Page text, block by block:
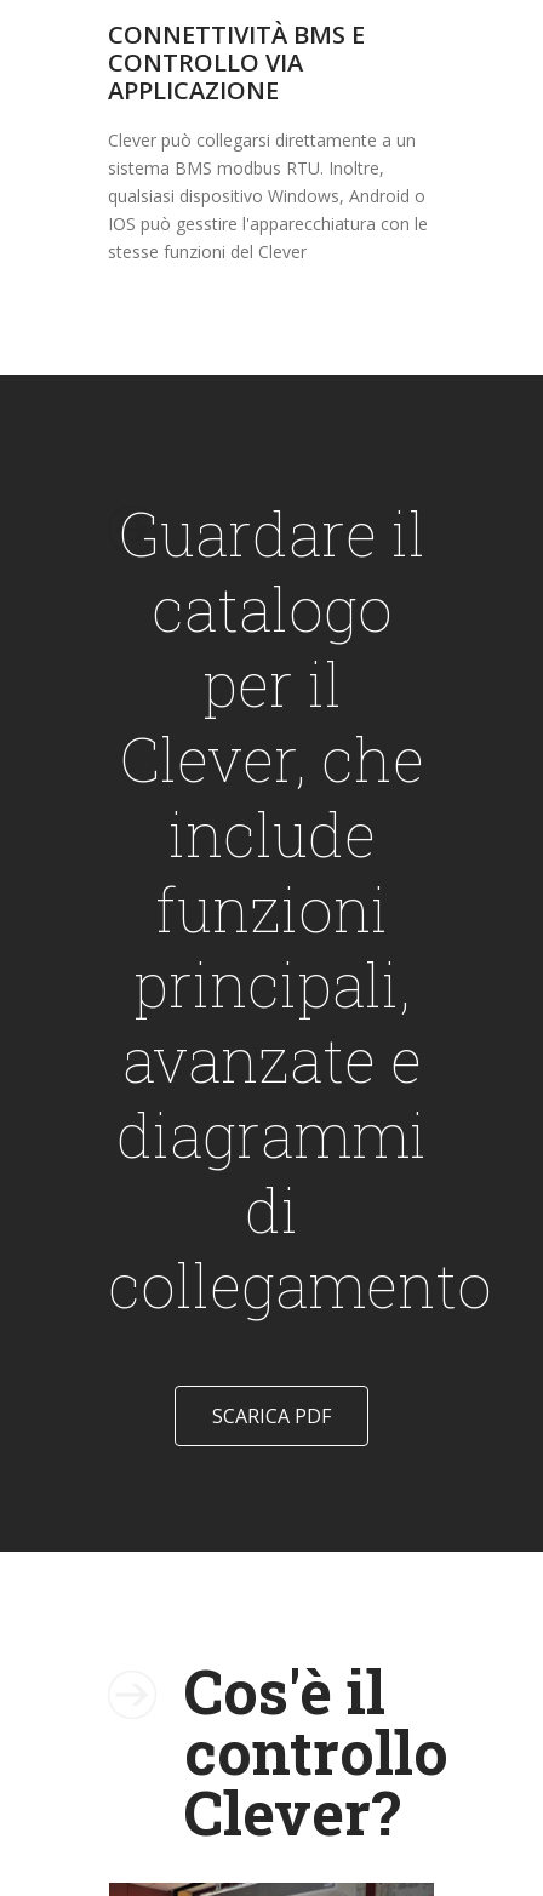
CONNETTIVITÀ BMS E
CONTROLLO VIA
APPLICAZIONE
Clever può collegarsi direttamente a un
sistema BMS modbus RTU. Inoltre,
qualsiasi dispositivo Windows, Android o
IOS può gesstire l'apparecchiatura con le
stesse funzioni del Clever
Guardare il
catalogo
per il
Clever, che
include
funzioni
principali,
avanzate e
diagrammi
di
collegamento
SCARICA PDF
Cos'è il
controllo
Clever?